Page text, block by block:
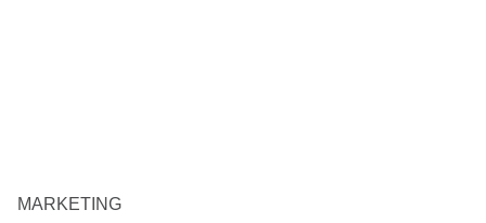
MARKETING